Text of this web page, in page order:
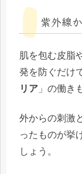
紫外線
肌を包む皮脂
発を防ぐだけ
リア 」の働き
外からの刺激
ったものが挙
しょう。